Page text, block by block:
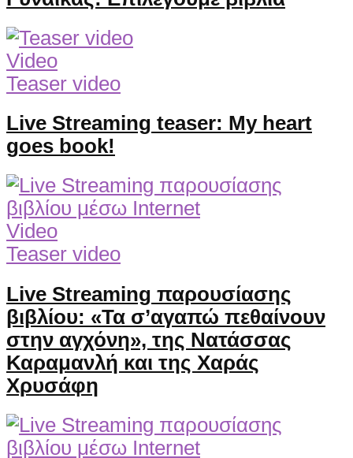
Video
Teaser video
Live Streaming teaser: My heart
goes book!
Video
Teaser video
Live Streaming παρουσίασης
βιβλίου: «Τα σ’αγαπώ πεθαίνουν
στην αγχόνη», της Νατάσσας
Καραμανλή και της Χαράς
Χρυσάφη